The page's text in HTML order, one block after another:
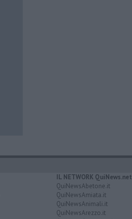
IL NETWORK QuiNews.net
QuiNewsAbetone.it
QuiNewsAmiata.it
QuiNewsAnimali.it
QuiNewsArezzo.it